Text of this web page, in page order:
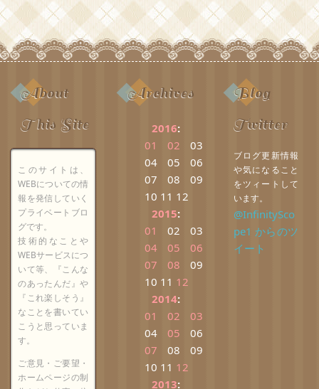
About
This Site
このサイトは、
WEBについての情
報を発信していく
プライベートブロ
グです。
技術的なことや
WEBサービスにつ
いて等、『こんな
のあったんだ』や
『これ楽しそう』
なことを書いてい
こうと思っていま
す。
ご意見・ご要望・
ホームページの制
Archives
2016:
01
02
03
04
05
06
07
08
09
10 11 12
2015:
01
02
03
04
05
06
07
08
09
10 11 12
2014:
01
02
03
04
05
06
07
08
09
10 11 12
2013:
Blog
Twitter
ブログ更新情報
や気になること
をツィートして
います。
@InfinitySco
pe1 からのツ
イート